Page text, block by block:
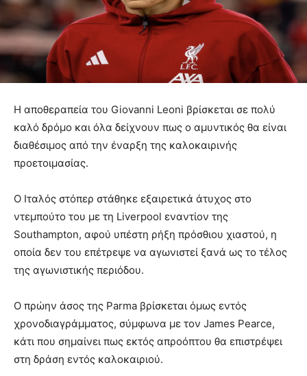
Η αποθεραπεία του Giovanni Leoni βρίσκεται σε πολύ
καλό δρόμο και όλα δείχνουν πως ο αμυντικός θα είναι
διαθέσιμος από την έναρξη της καλοκαιρινής
προετοιμασίας.
Ο Ιταλός στόπερ στάθηκε εξαιρετικά άτυχος στο
ντεμπούτο του με τη Liverpool εναντίον της
Southampton, αφού υπέστη ρήξη πρόσθιου χιαστού, η
οποία δεν του επέτρεψε να αγωνιστεί ξανά ως το τέλος
της αγωνιστικής περιόδου.
Ο πρώην άσος της Parma βρίσκεται όμως εντός
χρονοδιαγράμματος, σύμφωνα με τον James Pearce,
κάτι που σημαίνει πως εκτός απροόπτου θα επιστρέψει
στη δράση εντός καλοκαιριού.